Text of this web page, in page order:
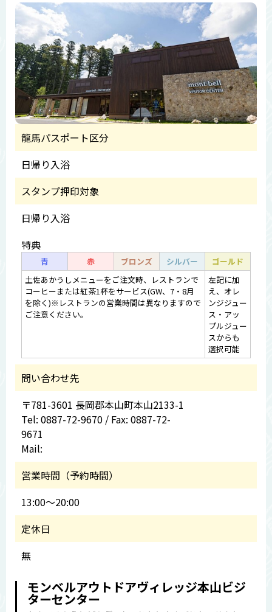
龍馬パスポート区分
日帰り入浴
スタンプ押印対象
日帰り入浴
特典
青 赤 ブロンズ シルバー
ゴールド
土佐あかうしメニューをご注文時、レストランで
コーヒーまたは紅茶1杯をサービス(GW、7・8月
を除く)※レストランの営業時間は異なりますので
ご注意ください。
左記に加
え、オレ
ンジジュー
ス・アッ
プルジュー
スからも
選択可能
問い合わせ先
〒781-3601 長岡郡本山町本山2133-1
Tel: 0887-72-9670 / Fax: 0887-72-
9671
Mail:
営業時間（予約時間）
13:00～20:00
定休日
無
モンベルアウトドアヴィレッジ本山ビジ
ターセンター